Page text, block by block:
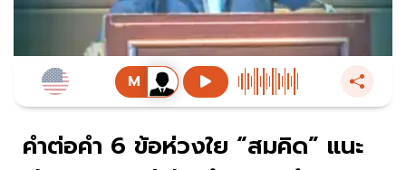
คำต่อคำ 6 ข้อห่วงใย “สมคิด” แนะ